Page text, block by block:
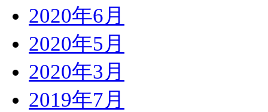
2020年6月
2020年5月
2020年3月
2019年7月